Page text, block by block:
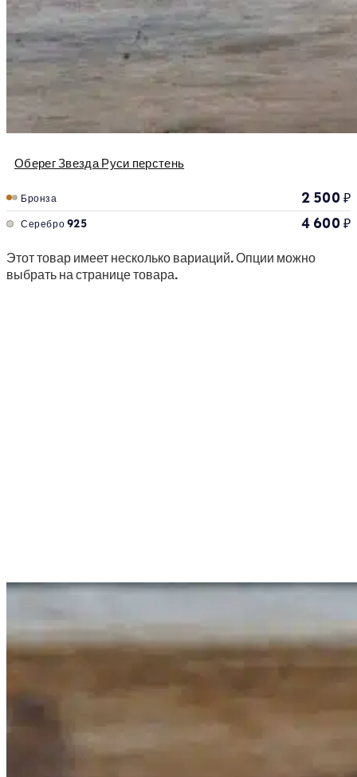
Оберег Звезда Руси перстень
Бронза 2 500₽
Серебро 925 4 600₽
Этот товар имеет несколько вариаций. Опции можно
выбрать на странице товара.